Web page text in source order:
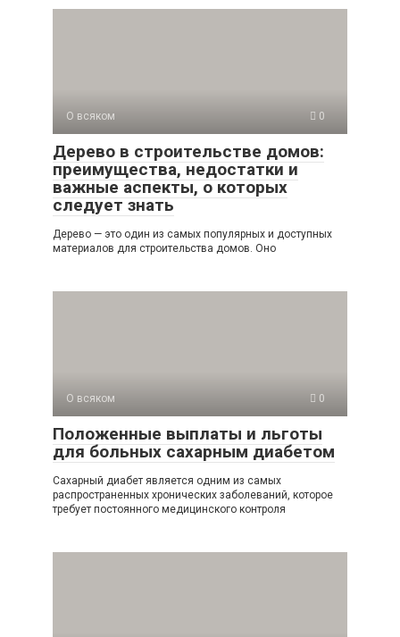
О всяком 0
Дерево в строительстве домов:
преимущества, недостатки и
важные аспекты, о которых
следует знать
Дерево — это один из самых популярных и доступных
материалов для строительства домов. Оно
О всяком 0
Положенные выплаты и льготы
для больных сахарным диабетом
Сахарный диабет является одним из самых
распространенных хронических заболеваний, которое
требует постоянного медицинского контроля